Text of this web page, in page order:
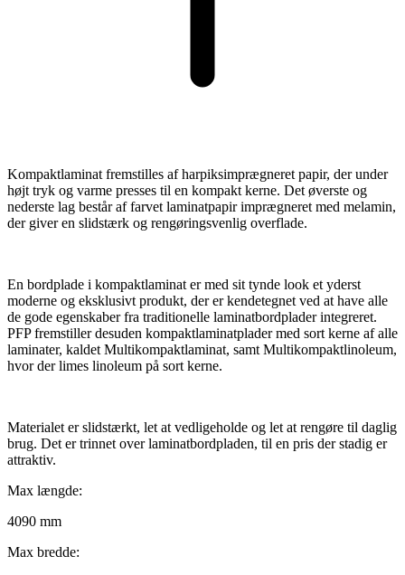
Kompaktlaminat fremstilles af harpiksimprægneret papir, der under
højt tryk og varme presses til en kompakt kerne. Det øverste og
nederste lag består af farvet laminatpapir imprægneret med melamin,
der giver en slidstærk og rengøringsvenlig overflade.
En bordplade i kompaktlaminat er med sit tynde look et yderst
moderne og eksklusivt produkt, der er kendetegnet ved at have alle
de gode egenskaber fra traditionelle laminatbordplader integreret.
PFP fremstiller desuden kompaktlaminatplader med sort kerne af alle
laminater, kaldet Multikompaktlaminat, samt Multikompaktlinoleum,
hvor der limes linoleum på sort kerne.
Materialet er slidstærkt, let at vedligeholde og let at rengøre til daglig
brug. Det er trinnet over laminatbordpladen, til en pris der stadig er
attraktiv.
Max længde:
4090 mm
Max bredde: